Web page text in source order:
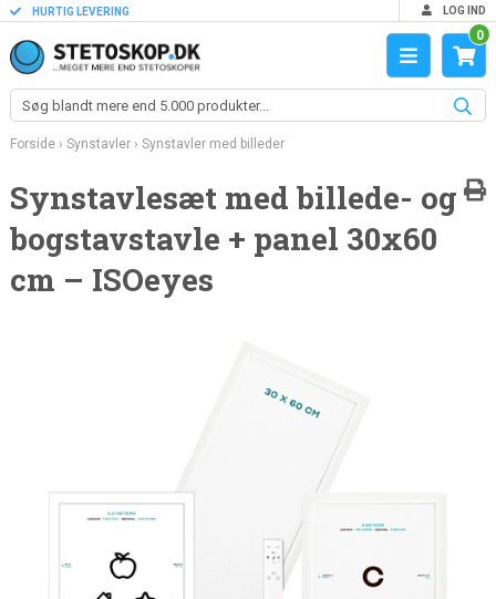
HURTIG LEVERING LOG IND
0
Forside› Synstavler› Synstavler med billeder
Synstavlesæt med billede- og
bogstavstavle + panel 30x60
cm – ISOeyes